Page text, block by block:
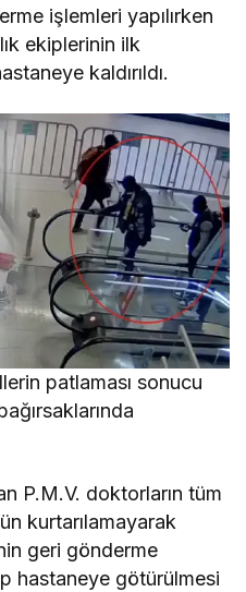
işlemleri yapılırken
ekiplerinin ilk
kaldırıldı.
patlaması sonucu
P.M.V. doktorların tüm
kurtarılamayarak
geri gönderme
hastaneye götürülmesi